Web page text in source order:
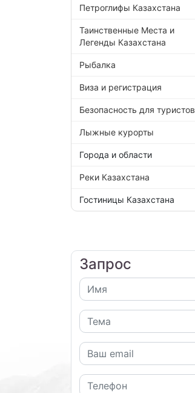
Петроглифы Казахстана
Таинственные Места и
Легенды Казахстана
Рыбалка
Виза и регистрация
Безопасность для туристов
Лыжные курорты
Города и области
Реки Казахстана
Гостиницы Казахстана
Запрос